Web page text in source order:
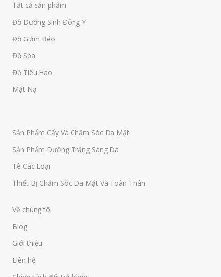
Tất cả sản phẩm
Đồ Dưỡng Sinh Đông Y
Đồ Giảm Béo
Đồ Spa
Đồ Tiêu Hao
Mặt Nạ
Sản Phẩm Cấy Và Chăm Sóc Da Mặt
Sản Phẩm Dưỡng Trắng Sáng Da
Tê Các Loại
Thiết Bị Chăm Sóc Da Mặt Và Toàn Thân
Về chúng tôi
Blog
Giới thiệu
Liên hệ